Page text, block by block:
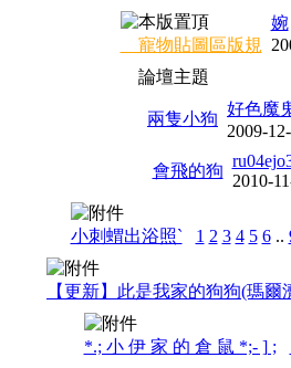
寵物貼圖區版規
婉
論壇主題
兩隻小狗
好色魔
2009-
會飛的狗
2010-
小刺蝟出浴照` 1 2 3 4 5 6..
【更新】此是我家的狗狗(瑪爾
*.; 小 伊 家 的 倉 鼠 *;- ] ;